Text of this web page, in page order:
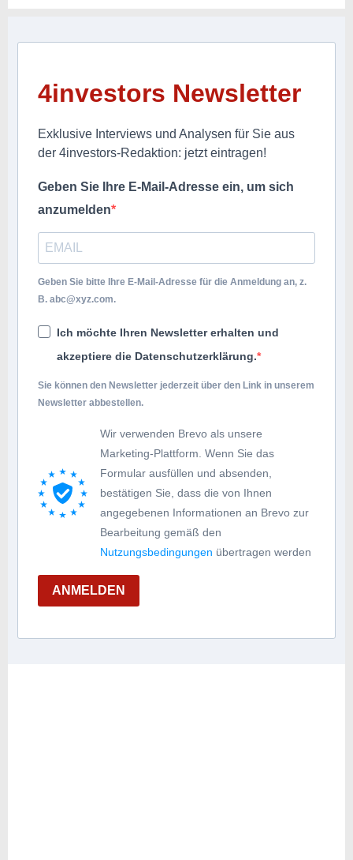
4investors Newsletter
Exklusive Interviews und Analysen für Sie aus
der 4investors-Redaktion: jetzt eintragen!
Geben Sie Ihre E-Mail-Adresse ein, um sich
anzumelden
Geben Sie bitte Ihre E-Mail-Adresse für die Anmeldung an, z.
B. abc@xyz.com.
Ich möchte Ihren Newsletter erhalten und
akzeptiere die Datenschutzerklärung.
Sie können den Newsletter jederzeit über den Link in unserem
Newsletter abbestellen.
Wir verwenden Brevo als unsere
Marketing-Plattform. Wenn Sie das
Formular ausfüllen und absenden,
bestätigen Sie, dass die von Ihnen
angegebenen Informationen an Brevo zur
Bearbeitung gemäß den
Nutzungsbedingungen übertragen werden
ANMELDEN